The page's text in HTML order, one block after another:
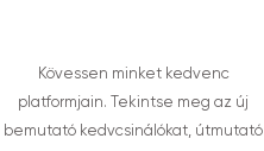
Kövessen minket kedvenc
platformjain. Tekintse meg az új
bemutató kedvcsinálókat, útmutató